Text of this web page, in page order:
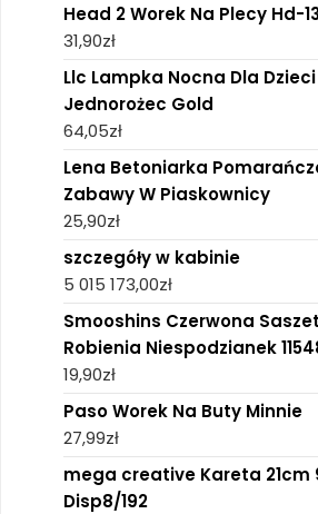
Head 2 Worek Na Plecy Hd-
31,90zł
Llc Lampka Nocna Dla Dzieci
Jednorożec Gold
64,05zł
Lena Betoniarka
Zabawy W Piaskownicy
25,90zł
szczegóły w kabinie
5 015 173,00zł
Smooshins Czerwona
Robienia Niespodzianek
19,90zł
Paso Worek Na Buty Minnie
27,99zł
mega creative Kareta 21cm
Disp8/192